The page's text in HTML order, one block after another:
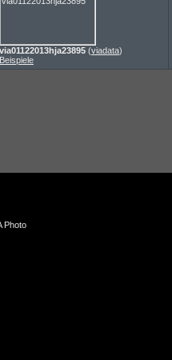
via01122013hja23895 (viadata)
Beispiele
Photo